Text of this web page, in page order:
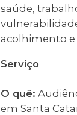
saúde,
acolhimento e
Serviço
O quê:
em Santa